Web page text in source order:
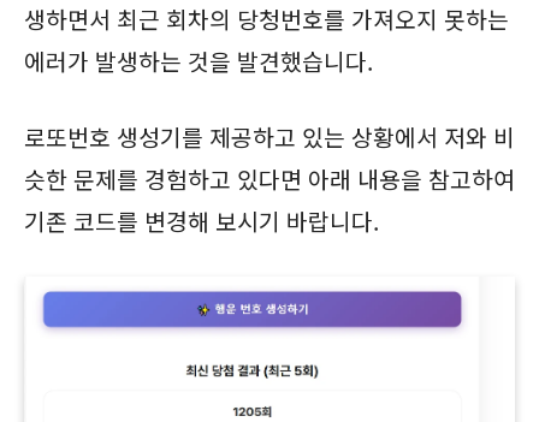
생하면서 최근 회차의 당청번호를 가져오지 못하는
에러가 발생하는 것을 발견했습니다.
로또번호 생성기를 제공하고 있는 상황에서 저와 비
슷한 문제를 경험하고 있다면 아래 내용을 참고하여
기존 코드를 변경해 보시기 바랍니다.